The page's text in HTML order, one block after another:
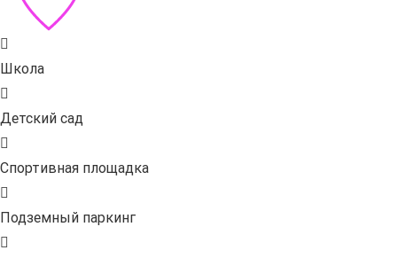
Школа
Детский сад
Спортивная площадка
Подземный паркинг